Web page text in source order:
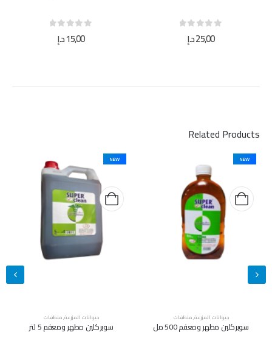
25,00د.إ 15,00د.إ
Related Products
NEW
حيوانات المزرعة,منظفات
سوبركلين مطهر ومعقم 500 مل
NEW
حيوانات المزرعة,منظفات
سوبركلين مطهر ومعقم 5 لتر